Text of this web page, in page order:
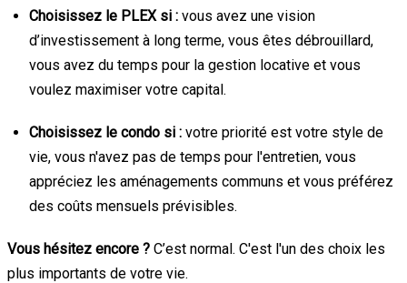
Choisissez le PLEX si : vous avez une vision
d’investissement à long terme, vous êtes débrouillard,
vous avez du temps pour la gestion locative et vous
voulez maximiser votre capital.
Choisissez le condo si : votre priorité est votre style de
vie, vous n'avez pas de temps pour l'entretien, vous
appréciez les aménagements communs et vous préférez
des coûts mensuels prévisibles.
Vous hésitez encore ? C’est normal. C'est l'un des choix les
plus importants de votre vie.